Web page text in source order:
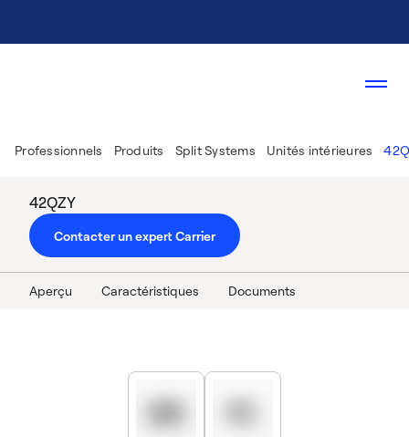
Professionnels Produits Split Systems Unités intérieures
42QZY
Contacter un expert Carrier
Aperçu Caractéristiques Documents